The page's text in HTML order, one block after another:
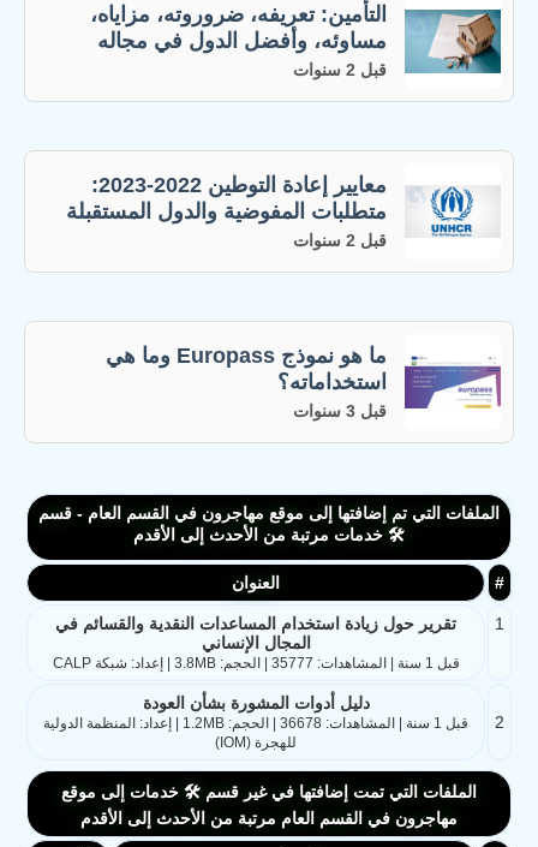
التأمين: تعريفه، ضروروته، مزاياه،
مساوئه، وأفضل الدول في مجاله
قبل 2 سنوات
معايير إعادة التوطين 2022-2023:
متطلبات المفوضية والدول المستقبلة
قبل 2 سنوات
ما هو نموذج Europass وما هي
استخداماته؟
قبل 3 سنوات
الملفات التي تم إضافتها إلى موقع مهاجرون في القسم العام - قسم
🛠️ خدمات مرتبة من الأحدث إلى الأقدم
# العنوان
1
تقرير حول زيادة استخدام المساعدات النقدية والقسائم في
المجال الإنساني
قبل 1 سنة | المشاهدات: 35777 | الحجم: 3.8MB | إعداد: شبكة CALP
2
​دليل أدوات المشورة بشأن العودة​
قبل 1 سنة | المشاهدات: 36678 | الحجم: 1.2MB | إعداد: المنظمة الدولية
للهجرة (IOM)
الملفات التي تمت إضافتها في غير قسم 🛠️ خدمات إلى موقع
مهاجرون في القسم العام مرتبة من الأحدث إلى الأقدم